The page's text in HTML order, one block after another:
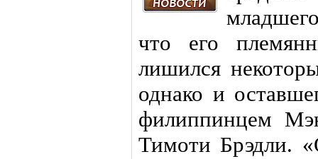
что его
лишился
однако и
филиппинцем
Тимоти Брэдли.